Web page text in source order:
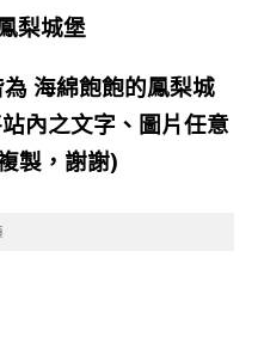
梨城堡
海綿飽飽的鳳梨城
內之文字、圖片任意
製，謝謝)